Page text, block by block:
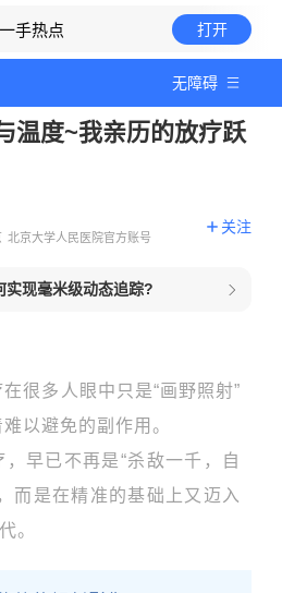
手热点 打开
无障碍
温度~我亲历的放疗跃
北京大学人民医院官方账号
关注
实现毫米级动态追踪?
很多人眼中只是“画野照射”
以避免的副作用。
早已不再是“杀敌一千，自
而是在精准的基础上又迈入
。